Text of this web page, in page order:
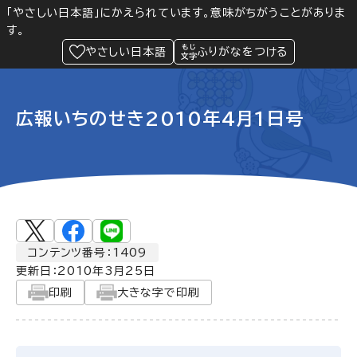
「やさしい日本語」にかえられています。意味がちがうことがありま
す。
やさしい日本語
ふりがなをつける
Language 閲覧支援
緊急情報
広報いちのせき2010年4月1日号
コンテンツ番号：1409
更新日： 2010年3月25日
印刷
大きな字で印刷